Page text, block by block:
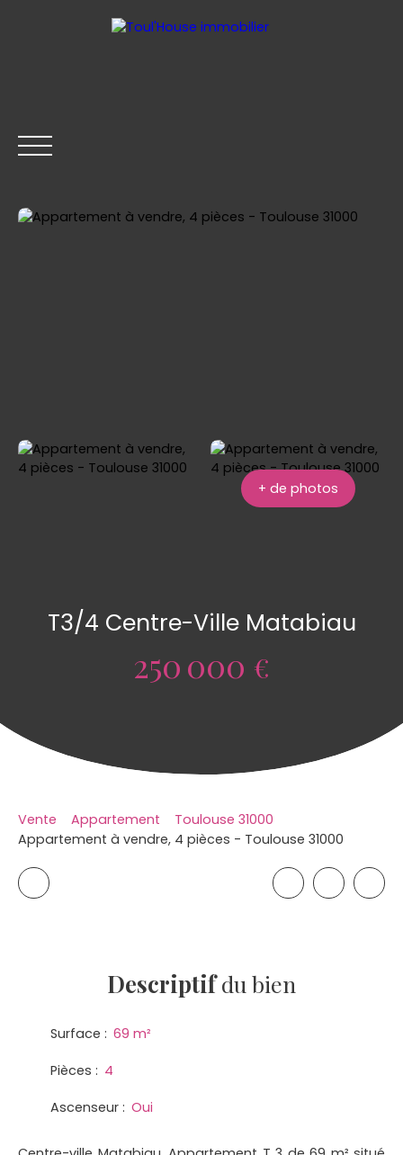
+ de photos
T3/4 Centre-Ville Matabiau
250 000 €
Vente Appartement
Toulouse 31000
Appartement à vendre, 4 pièces - Toulouse 31000
Descriptifdu bien
Surface : 69 m²
Pièces : 4
Ascenseur : Oui